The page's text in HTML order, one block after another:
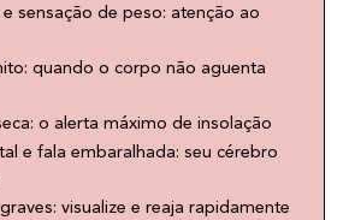
sensação de peso: atenção ao
quando o corpo não aguenta
o alerta máximo de insolação
e fala embaralhada: seu cérebro
visualize e reaja rapidamente